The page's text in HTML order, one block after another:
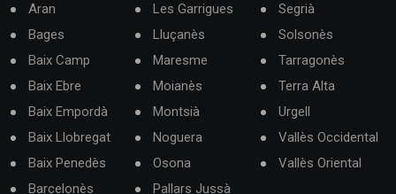
Aran
Bages
Baix Camp
Baix Ebre
Baix Empordà
Baix Llobregat
Baix Penedès
Barcelonès
Les Garrigues
Lluçanès
Maresme
Moianès
Montsià
Noguera
Osona
Pallars Jussà
Segrià
Solsonès
Tarragonès
Terra Alta
Urgell
Vallès Occidental
Vallès Oriental